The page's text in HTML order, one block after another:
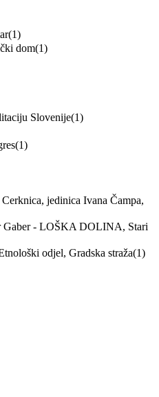
(1)
dom(1)
Slovenije(1)
(1)
jedinica Ivana Čampa,
Gaber - LOŠKA DOLINA, Stari
odjel, Gradska straža(1)